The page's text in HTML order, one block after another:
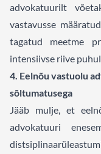
advokatuurilt
vastavusse
tagatud meetme
intensiivse riive puhul.
4. Eelnõu vastuolu
sõltumatusega
Jääb mulje, et
advokatuuri